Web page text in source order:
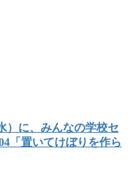
）に、みんなの学校セ
「置いてけぼりを作ら